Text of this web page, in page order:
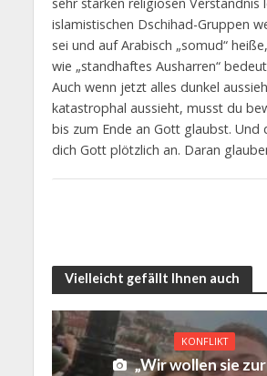
islamistischen Dschihad-Gruppen
sei und auf Arabisch „somud“
wie „standhaftes Ausharren“
Auch wenn jetzt alles dunkel
katastrophal aussieht, musst du
bis zum Ende an Gott glaubst. Und
dich Gott plötzlich an. Daran
Vielleicht gefällt Ihnen auch
KONFLIKT
„Wir wollen sie